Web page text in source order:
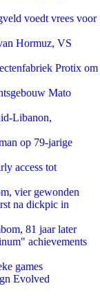
voedt vrees voor
Hormuz, VS
Protix om
Mato
Libanon,
op 79-jarige
access tot
vier gewonden
na dickpic in
81 jaar later
achievements
games
Evolved